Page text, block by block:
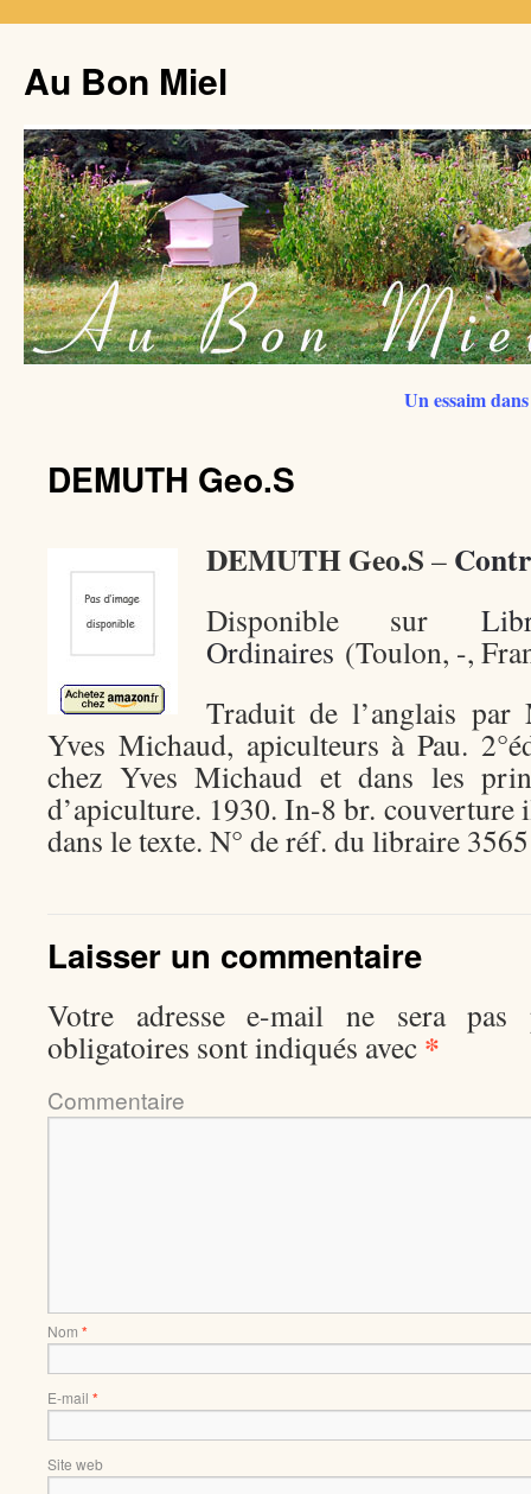
Au Bon Miel
Un essaim
DEMUTH Geo.S
DEMUTH Geo.S –
Disponible sur
Ordinaires (Toulon, -,
Traduit de l’anglais par
Yves Michaud, apiculteurs à Pau.
chez Yves Michaud et dans les
d’apiculture. 1930. In-8 br. couverture
dans le texte. N° de réf. du libraire 3565
Laisser un commentaire
Votre adresse e-mail ne sera pas
obligatoires sont indiqués avec *
Nom *
E-mail *
Site web